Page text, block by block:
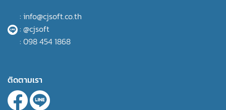
: info@cjsoft.co.th
: @cjsoft
: 098 454 1868
ติดตามเรา